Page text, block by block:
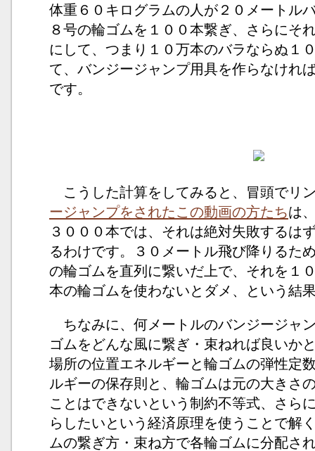
体重６０キログラムの人が２０メートル
８号の輪ゴムを１００本繋ぎ、さらにそ
にして、つまり１０万本のバラならぬ１
て、バンジージャンプ用具を作らなけれ
です。
こうした計算をしてみると、冒頭でリ
ージャンプをされたこの動画の方たちは
３０００本では、それは絶対失敗するは
るわけです。３０メートル飛び降りるた
の輪ゴムを直列に繋いだ上で、それを１
本の輪ゴムを使わないとダメ、という結
ちなみに、何メートルのバンジージャ
ゴムをどんな風に繋ぎ・束ねれば良いか
場所の位置エネルギーと輪ゴムの弾性定
ルギーの保存則と、輪ゴムは元の大きさ
ことはできないという制約不等式、さら
らしたいという経済原理を使うことで解
ムの繋ぎ方・束ね方で各輪ゴムに分配さ